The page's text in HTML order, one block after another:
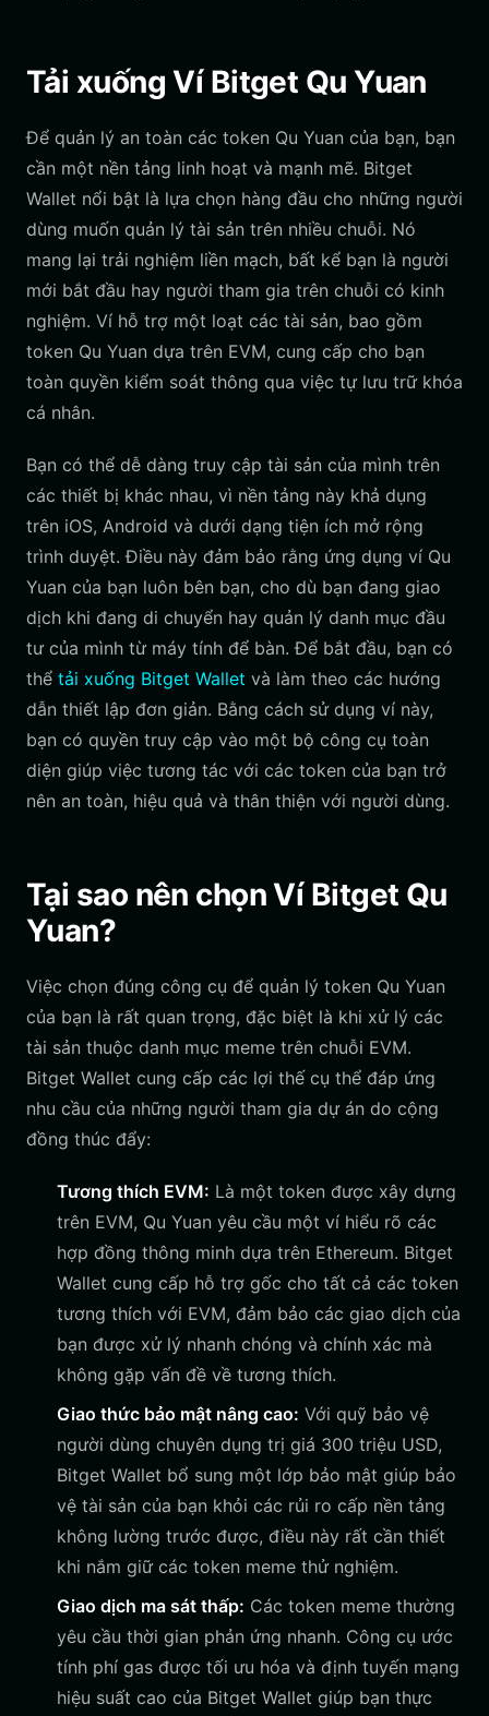
Tải xuống Ví Bitget Qu Yuan
Để quản lý an toàn các token Qu Yuan của bạn, bạn
cần một nền tảng linh hoạt và mạnh mẽ. Bitget
Wallet nổi bật là lựa chọn hàng đầu cho những người
dùng muốn quản lý tài sản trên nhiều chuỗi. Nó
mang lại trải nghiệm liền mạch, bất kể bạn là người
mới bắt đầu hay người tham gia trên chuỗi có kinh
nghiệm. Ví hỗ trợ một loạt các tài sản, bao gồm
token Qu Yuan dựa trên EVM, cung cấp cho bạn
toàn quyền kiểm soát thông qua việc tự lưu trữ khóa
cá nhân.
Bạn có thể dễ dàng truy cập tài sản của mình trên
các thiết bị khác nhau, vì nền tảng này khả dụng
trên iOS, Android và dưới dạng tiện ích mở rộng
trình duyệt. Điều này đảm bảo rằng ứng dụng ví Qu
Yuan của bạn luôn bên bạn, cho dù bạn đang giao
dịch khi đang di chuyển hay quản lý danh mục đầu
tư của mình từ máy tính để bàn. Để bắt đầu, bạn có
thể tải xuống Bitget Wallet và làm theo các hướng
dẫn thiết lập đơn giản. Bằng cách sử dụng ví này,
bạn có quyền truy cập vào một bộ công cụ toàn
diện giúp việc tương tác với các token của bạn trở
nên an toàn, hiệu quả và thân thiện với người dùng.
Tại sao nên chọn Ví Bitget Qu
Yuan?
Việc chọn đúng công cụ để quản lý token Qu Yuan
của bạn là rất quan trọng, đặc biệt là khi xử lý các
tài sản thuộc danh mục meme trên chuỗi EVM.
Bitget Wallet cung cấp các lợi thế cụ thể đáp ứng
nhu cầu của những người tham gia dự án do cộng
đồng thúc đẩy:
Tương thích EVM: Là một token được xây dựng
trên EVM, Qu Yuan yêu cầu một ví hiểu rõ các
hợp đồng thông minh dựa trên Ethereum. Bitget
Wallet cung cấp hỗ trợ gốc cho tất cả các token
tương thích với EVM, đảm bảo các giao dịch của
bạn được xử lý nhanh chóng và chính xác mà
không gặp vấn đề về tương thích.
Giao thức bảo mật nâng cao: Với quỹ bảo vệ
người dùng chuyên dụng trị giá 300 triệu USD,
Bitget Wallet bổ sung một lớp bảo mật giúp bảo
vệ tài sản của bạn khỏi các rủi ro cấp nền tảng
không lường trước được, điều này rất cần thiết
khi nắm giữ các token meme thử nghiệm.
Giao dịch ma sát thấp: Các token meme thường
yêu cầu thời gian phản ứng nhanh. Công cụ ước
tính phí gas được tối ưu hóa và định tuyến mạng
hiệu suất cao của Bitget Wallet giúp bạn thực